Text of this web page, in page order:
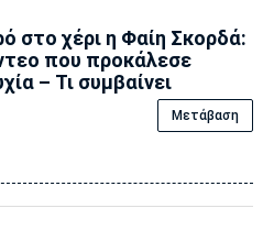
στο χέρι η Φαίη Σκορδά:
που προκάλεσε
– Τι συμβαίνει
Μετάβαση